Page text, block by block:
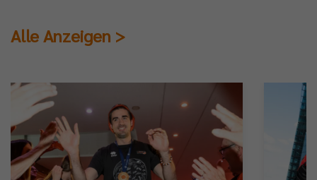
Alle Anzeigen >